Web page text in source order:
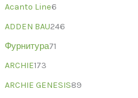
Acanto Line6
ADDEN BAU246
Фурнитура71
ARCHIE173
ARCHIE GENESIS89